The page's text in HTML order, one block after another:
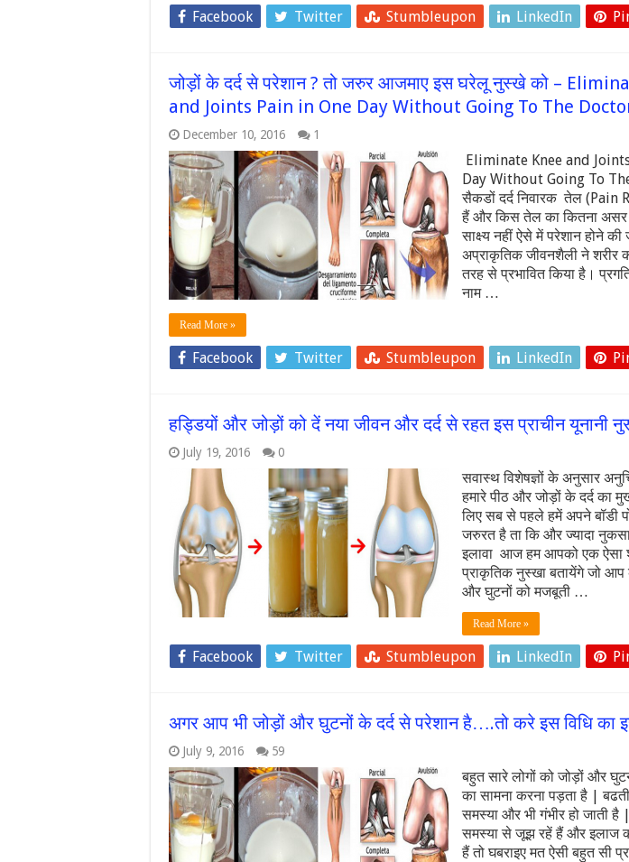
Facebook Twitter Stumbleupon LinkedIn
जोड़ों के दर्द से परेशान ? तो जरुर आजमाए इस घरेलू नुस्खे को –
and Joints Pain in One Day Without Going To The
December 10, 2016 1
Eliminate Knee and
Day Without Going To
सैकडों दर्द निवारक तेल (Pain
हैं और किस तेल का कितना असर
साक्ष्य नहीं ऐसे में परेशान होने
अप्राकृतिक जीवनशैली ने शरीर
तरह से प्रभावित किया है।
नाम …
Read More »
Facebook Twitter Stumbleupon LinkedIn
हड्डियों और जोड़ों को दें नया जीवन और दर्द से रहत इस प्राचीन यूनानी
July 19, 2016 0
सवास्थ विशेषज्ञों के अनुसार
हमारे पीठ और जोड़ों के दर्द का
लिए सब से पहले हमें अपने बॉडी
जरुरत है ता कि और ज्यादा
इलावा आज हम आपको एक ऐसा
प्राकृतिक नुस्खा बतायेंगे जो आप
और घुटनों को मजबूती …
Read More »
Facebook Twitter Stumbleupon LinkedIn
अगर आप भी जोड़ों और घुटनों के दर्द से परेशान है….तो करे इस विधि का
July 9, 2016 59
बहुत सारे लोगों को जोड़ों और
का सामना करना पड़ता है |
समस्या और भी गंभीर हो जाती
समस्या से जूझ रहें हैं और इलाज
हैं तो घबराइए मत ऐसी बहुत सी